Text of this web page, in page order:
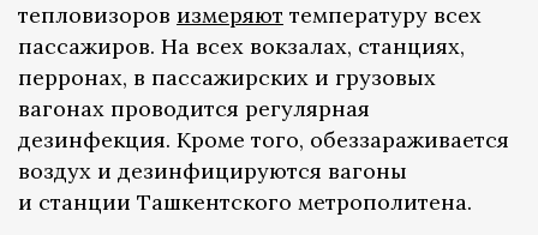
тепловизоров измеряют температуру всех
пассажиров. На всех вокзалах, станциях,
перронах, в пассажирских и грузовых
вагонах проводится регулярная
дезинфекция. Кроме того, обеззараживается
воздух и дезинфицируются вагоны
и станции Ташкентского метрополитена.